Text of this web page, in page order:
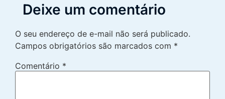
Deixe um comentário
O seu endereço de e-mail não será publicado.
Campos obrigatórios são marcados com *
Comentário *